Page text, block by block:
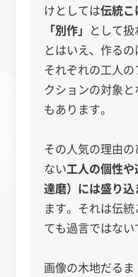
けとしては伝統
「別作」 として扱
とはいえ、作る
それぞれの工人
クションの対象
もあります。
その人気の理由
ない工人の個性
達磨）には盛り込
ます。それは伝
ても過言ではない
画像の木地だる